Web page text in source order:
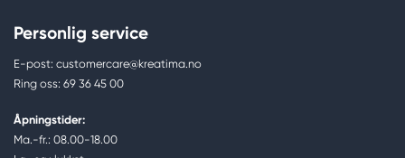
Personlig service
E-post: customercare@kreatima.no
Ring oss: 69 36 45 00
Åpningstider:
Ma.-fr.: 08.00-18.00